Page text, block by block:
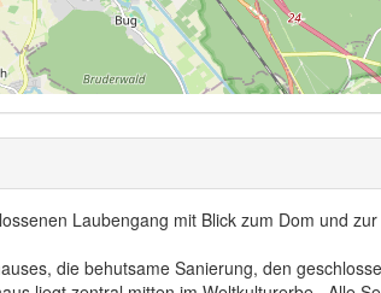
Laubengang mit Blick zum Dom und
die behutsame Sanierung, den